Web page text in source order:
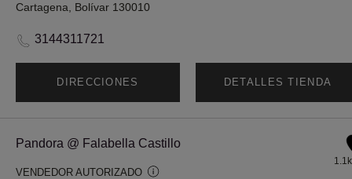
Cartagena, Bolívar 130010
3144311721
DIRECCIONES DETALLES TIENDA
Pandora @ Falabella Castillo
VENDEDOR AUTORIZADO